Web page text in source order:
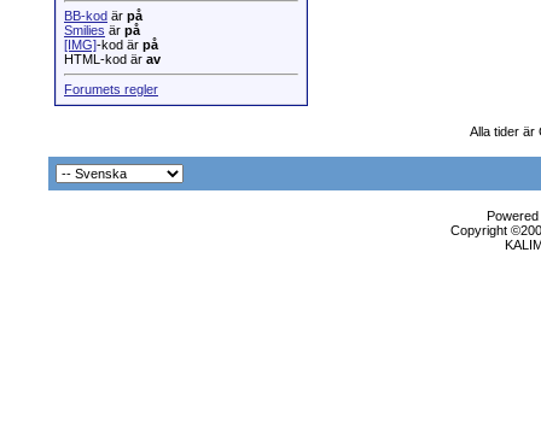
BB-kod är på
Smilies är på
[IMG]-kod är på
HTML-kod är av
Forumets regler
Alla tider är
Copyright